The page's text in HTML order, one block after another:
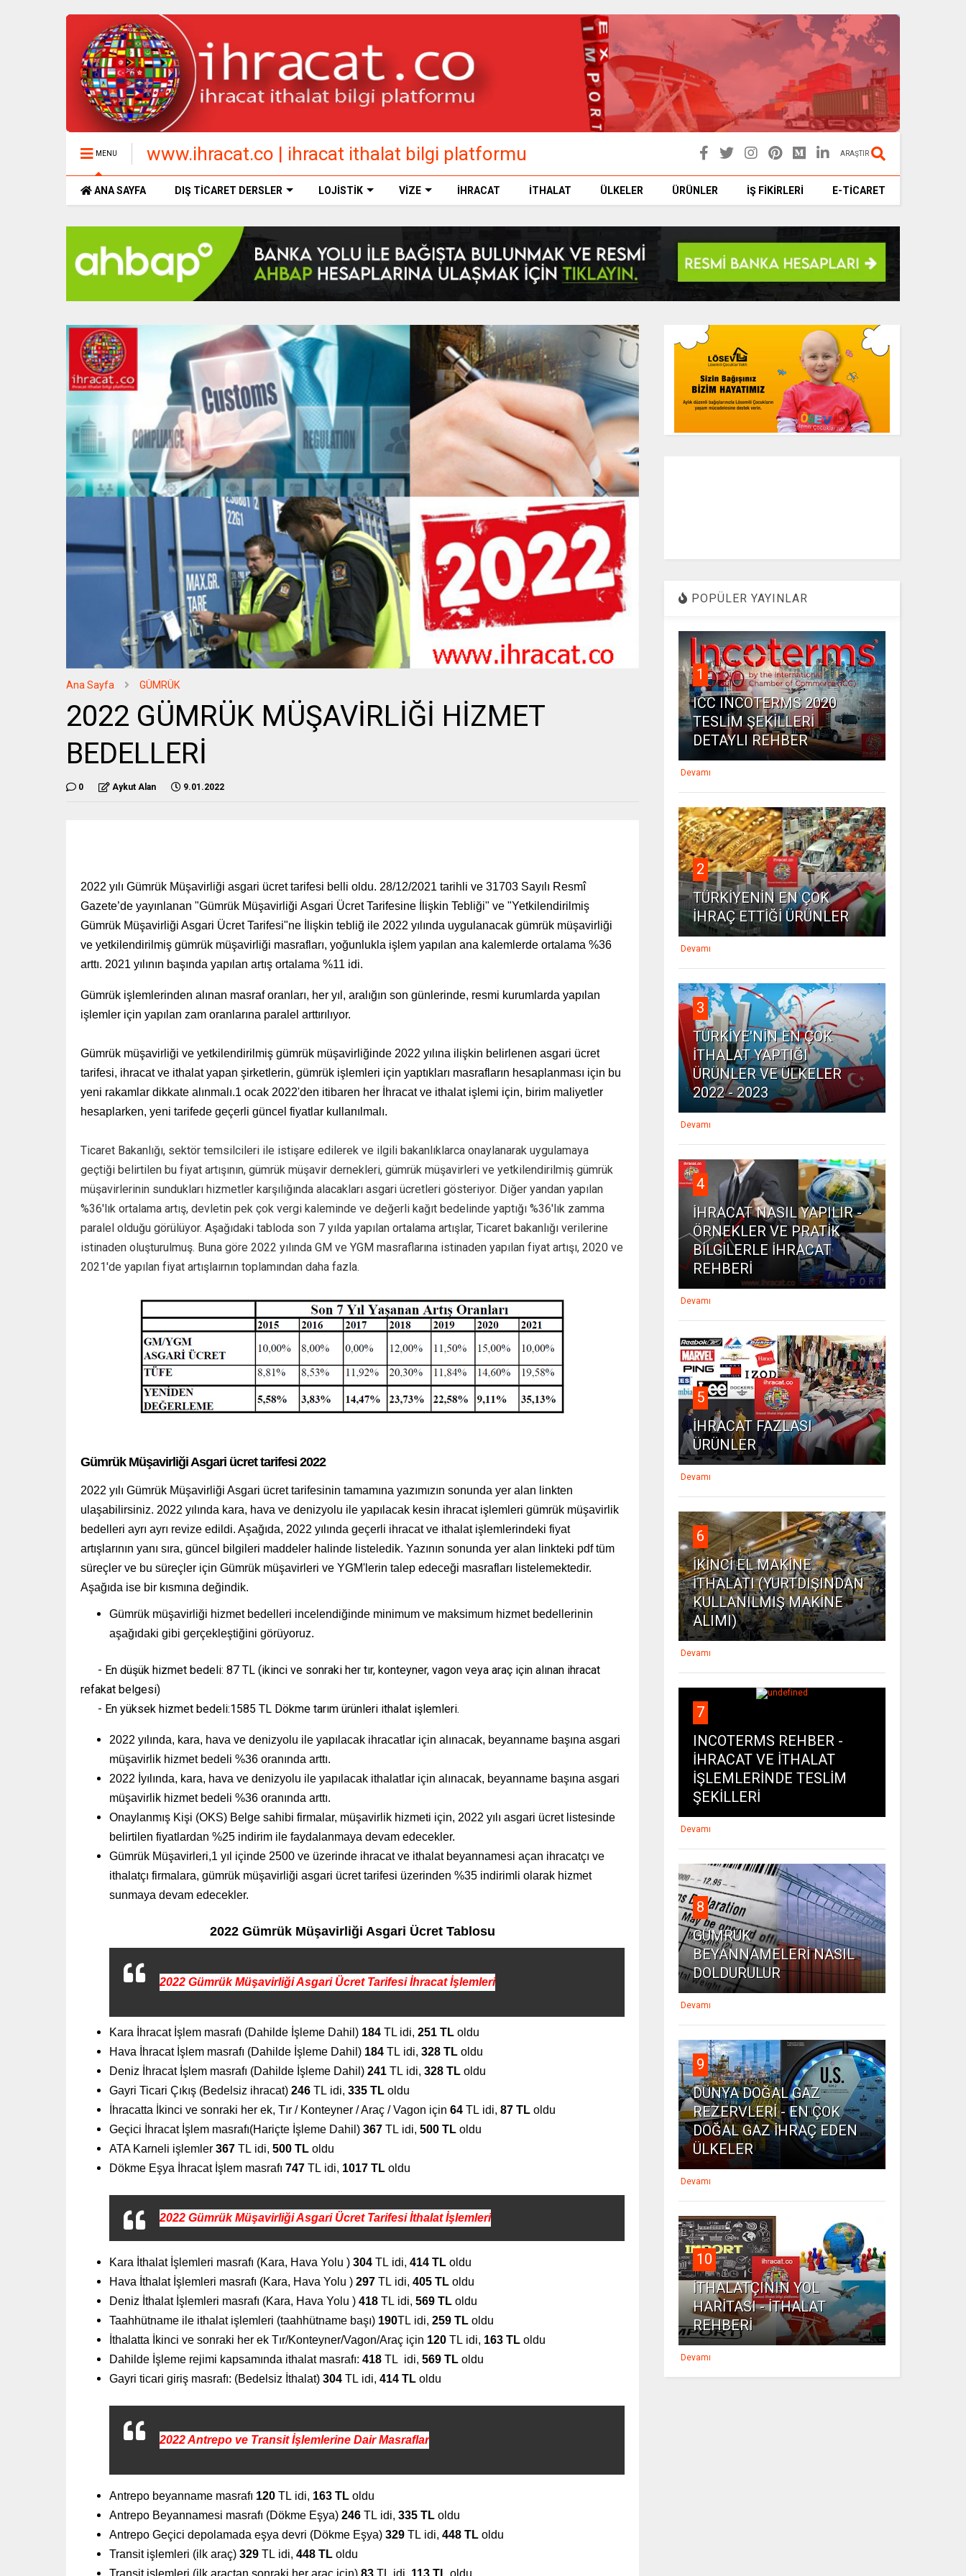
MENU www.ihracat.co | ihracat ithalat bilgi platformu ARAŞTIR
ANA SAYFA DIŞ TİCARET DERSLER LOJİSTİK VİZE İHRACAT İTHALAT ÜLKELER ÜRÜNLER İŞ FİKİRLERİ E-TİCARET
Ana Sayfa GÜMRÜK
2022 GÜMRÜK MÜŞAVİRLİĞİ HİZMET
BEDELLERİ
0 Aykut Alan 9.01.2022
2022 yılı Gümrük Müşavirliği asgari ücret tarifesi belli oldu. 28/12/2021 tarihli ve 31703 Sayılı Resmî
Gazete’de yayınlanan "Gümrük Müşavirliği Asgari Ücret Tarifesine İlişkin Tebliği" ve "Yetkilendirilmiş
Gümrük Müşavirliği Asgari Ücret Tarifesi"ne İlişkin tebliğ ile 2022 yılında uygulanacak gümrük müşavirliği
ve yetkilendirilmiş gümrük müşavirliği masrafları, yoğunlukla işlem yapılan ana kalemlerde ortalama %36
arttı. 2021 yılının başında yapılan artış ortalama %11 idi.
Gümrük işlemlerinden alınan masraf oranları, her yıl, aralığın son günlerinde, resmi kurumlarda yapılan
işlemler için yapılan zam oranlarına paralel arttırılıyor.
Gümrük müşavirliği ve yetkilendirilmiş gümrük müşavirliğinde 2022 yılına ilişkin belirlenen asgari ücret
tarifesi, ihracat ve ithalat yapan şirketlerin, gümrük işlemleri için yaptıkları masrafların hesaplanması için bu
yeni rakamlar dikkate alınmalı.1 ocak 2022'den itibaren her İhracat ve ithalat işlemi için, birim maliyetler
hesaplarken, yeni tarifede geçerli güncel fiyatlar kullanılmalı.
Ticaret Bakanlığı, sektör temsilcileri ile istişare edilerek ve ilgili bakanlıklarca onaylanarak uygulamaya
geçtiği belirtilen bu fiyat artışının, gümrük müşavir dernekleri, gümrük müşavirleri ve yetkilendirilmiş gümrük
müşavirlerinin sundukları hizmetler karşılığında alacakları asgari ücretleri gösteriyor. Diğer yandan yapılan
%36'lık ortalama artış, devletin pek çok vergi kaleminde ve değerli kağıt bedelinde yaptığı %36'lık zamma
paralel olduğu görülüyor. Aşağıdaki tabloda son 7 yılda yapılan ortalama artışlar, Ticaret bakanlığı verilerine
istinaden oluşturulmuş. Buna göre 2022 yılında GM ve YGM masraflarına istinaden yapılan fiyat artışı, 2020 ve
2021'de yapılan fiyat artışlaırnın toplamından daha fazla.
Gümrük Müşavirliği Asgari ücret tarifesi 2022
2022 yılı Gümrük Müşavirliği Asgari ücret tarifesinin tamamına yazımızın sonunda yer alan linkten
ulaşabilirsiniz. 2022 yılında kara, hava ve denizyolu ile yapılacak kesin ihracat işlemleri gümrük müşavirlik
bedelleri ayrı ayrı revize edildi. Aşağıda, 2022 yılında geçerli ihracat ve ithalat işlemlerindeki fiyat
artışlarının yanı sıra, güncel bilgileri maddeler halinde listeledik. Yazının sonunda yer alan linkteki pdf tüm
süreçler ve bu süreçler için Gümrük müşavirleri ve YGM'lerin talep edeceği masrafları listelemektedir.
Aşağıda ise bir kısmına değindik.
Gümrük müşavirliği hizmet bedelleri incelendiğinde minimum ve maksimum hizmet bedellerinin
aşağıdaki gibi gerçekleştiğini görüyoruz.
- En düşük hizmet bedeli: 87 TL (ikinci ve sonraki her tır, konteyner, vagon veya araç için alınan ihracat
refakat belgesi)
- En yüksek hizmet bedeli:1585 TL Dökme tarım ürünleri ithalat işlemleri.
2022 yılında, kara, hava ve denizyolu ile yapılacak ihracatlar için alınacak, beyanname başına asgari
müşavirlik hizmet bedeli %36 oranında arttı.
2022 İ yılında, kara, hava ve denizyolu ile yapılacak ithalatlar için alınacak, beyanname başına asgari
müşavirlik hizmet bedeli %36 oranında arttı.
Onaylanmış Kişi (OKS) Belge sahibi firmalar, müşavirlik hizmeti için, 2022 yılı asgari ücret listesinde
belirtilen fiyatlardan %25 indirim ile faydalanmaya devam edecekler.
Gümrük Müşavirleri,1 yıl içinde 2500 ve üzerinde ihracat ve ithalat beyannamesi açan ihracatçı ve
ithalatçı firmalara, gümrük müşavirliği asgari ücret tarifesi üzerinden %35 indirimli olarak hizmet
sunmaya devam edecekler.
2022 Gümrük Müşavirliği Asgari Ücret Tablosu
2022 Gümrük Müşavirliği Asgari Ücret Tarifesiİhracat İşlemleri
Kara İhracat İşlem masrafı (Dahilde İşleme Dahil) 184 TL idi, 251 TL oldu
Hava İhracat İşlem masrafı (Dahilde İşleme Dahil) 184 TL idi, 328 TL oldu
Deniz İhracat İşlem masrafı (Dahilde İşleme Dahil) 241 TL idi, 328 TL oldu
Gayri Ticari Çıkış (Bedelsiz ihracat) 246 TL idi, 335 TL oldu
İhracatta İkinci ve sonraki her ek, Tır / Konteyner / Araç / Vagon için 64 TL idi, 87 TL oldu
Geçici İhracat İşlem masrafı(Hariçte İşleme Dahil) 367 TL idi, 500 TL oldu
ATA Karneli işlemler 367 TL idi, 500 TL oldu
Dökme Eşya İhracat İşlem masrafı 747 TL idi, 1017 TL oldu
2022 Gümrük Müşavirliği Asgari Ücret Tarifesiİthalat İşlemleri
Kara İthalat İşlemleri masrafı (Kara, Hava Yolu ) 304 TL idi, 414 TL oldu
Hava İthalat İşlemleri masrafı (Kara, Hava Yolu ) 297 TL idi, 405 TL oldu
Deniz İthalat İşlemleri masrafı (Kara, Hava Yolu ) 418 TL idi, 569 TL oldu
Taahhütname ile ithalat işlemleri (taahhütname başı) 190TL idi, 259 TL oldu
İthalatta İkinci ve sonraki her ek Tır/Konteyner/Vagon/Araç için 120 TL idi, 163 TL oldu
Dahilde İşleme rejimi kapsamında ithalat masrafı: 418 TL idi, 569 TL oldu
Gayri ticari giriş masrafı: (Bedelsiz İthalat) 304 TL idi, 414 TL oldu
2022 Antrepo ve Transit İşlemlerine Dair Masraflar
Antrepo beyanname masrafı 120 TL idi, 163 TL oldu
Antrepo Beyannamesi masrafı (Dökme Eşya) 246 TL idi, 335 TL oldu
Antrepo Geçici depolamada eşya devri (Dökme Eşya) 329 TL idi, 448 TL oldu
Transit işlemleri (ilk araç) 329 TL idi, 448 TL oldu
POPÜLER YAYINLAR
1
ICC INCOTERMS 2020
TESLİM ŞEKİLLERİ
DETAYLI REHBER
Devamı
2
TÜRKİYENİN EN ÇOK
İHRAÇ ETTİĞİ ÜRÜNLER
Devamı
3
TÜRKİYE'NİN EN ÇOK
İTHALAT YAPTIĞI
ÜRÜNLER VE ÜLKELER
2022 - 2023
Devamı
4
İHRACAT NASIL YAPILIR -
ÖRNEKLER VE PRATİK
BİLGİLERLE İHRACAT
REHBERİ
Devamı
5
İHRACAT FAZLASI
ÜRÜNLER
Devamı
6
İKİNCİ EL MAKİNE
İTHALATI (YURTDIŞINDAN
KULLANILMIŞ MAKİNE
ALIMI)
Devamı
7
INCOTERMS REHBER -
İHRACAT VE İTHALAT
İŞLEMLERİNDE TESLİM
ŞEKİLLERİ
Devamı
8
GÜMRÜK
BEYANNAMELERİ NASIL
DOLDURULUR
Devamı
9
DÜNYA DOĞAL GAZ
REZERVLERİ - EN ÇOK
DOĞAL GAZ İHRAÇ EDEN
ÜLKELER
Devamı
10
İTHALATÇININ YOL
HARİTASI - İTHALAT
REHBERİ
Devamı